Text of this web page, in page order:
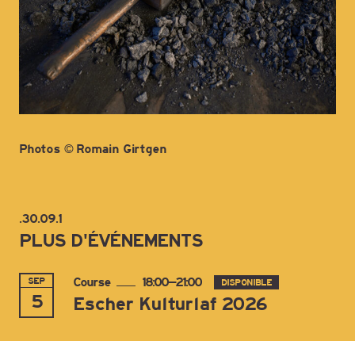
Photos © Romain Girtgen
.30.09.1
PLUS D'ÉVÉNEMENTS
5
SEP Course 18:00–21:00 DISPONIBLE
Escher Kulturlaf 2026